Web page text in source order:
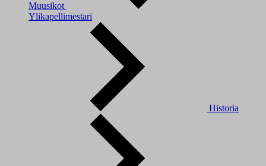
Muusikot
Ylikapellimestari
Historia